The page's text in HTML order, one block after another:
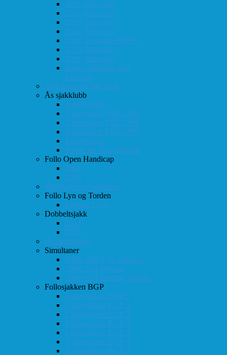
2011 (Eidsvoll)
2012 (Eidsvoll)
2013 (Eidsvoll)
2014 (Eidsvoll)
2014 (Rokaden/NSSF)
2015 (Eidsvoll)
2016 (Eidsvoll)
Kamp-statistikk mot
Eidsvoll
NM-finale for lag 1998
Ås sjakklubb
Totaloversikt
Turneringer 1981-1986
Turneringer 1987-1991
Turneringer 1992-1996
Klubbaviser
Partier fra Ås sjakklubb
Follo Open Handicap
2001
1999
Klubbavisen Sjakkalen
Follo Lyn og Torden
Februar 2013
Dobbeltsjakk
2014
2015
Østlandsserien
Simultaner
2016: GM T. R. Hansen
1999: Leif Øgaard
1996: GM Predrag Nikolic
Follosjakken BGP
Follosjakken BGP 1
Follosjakken BGP 2
Follosjakken BGP 3
Follosjakken BGP 4
Follosjakken BGP 5
Follosjakken BGP 6
Follosjakken BGP 7